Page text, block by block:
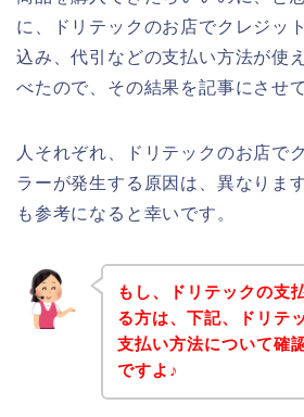
に、ドリテックのお店でクレジッ
込み、代引などの支払い方法が使
べたので、その結果を記事にさせ
人それぞれ、ドリテックのお店で
ラーが発生する原因は、異なりま
も参考になると幸いです。
もし、ドリテックの支
る方は、下記、ドリテ
支払い方法について確
ですよ♪